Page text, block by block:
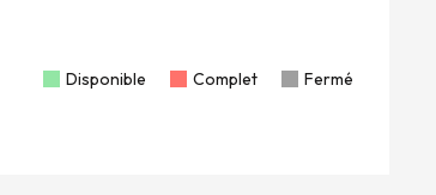
Disponible Complet Fermé